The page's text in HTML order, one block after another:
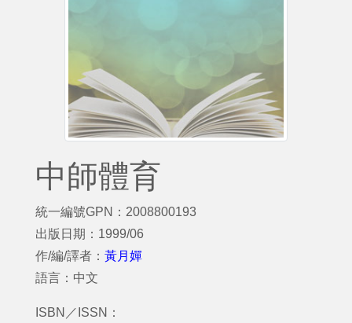
中師體育
統一編號GPN：2008800193
出版日期：1999/06
作/編/譯者： 黃月嬋
語言：中文
ISBN／ISSN：